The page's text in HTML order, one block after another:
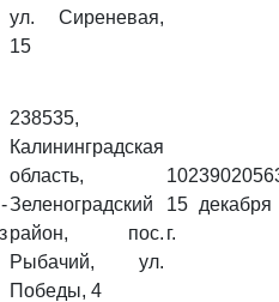
ул. Сиреневая,
15
238535,
Калининградская
область,
Зеленоградский
район, пос.
Рыбачий, ул.
Победы, 4
15 декабря
г.